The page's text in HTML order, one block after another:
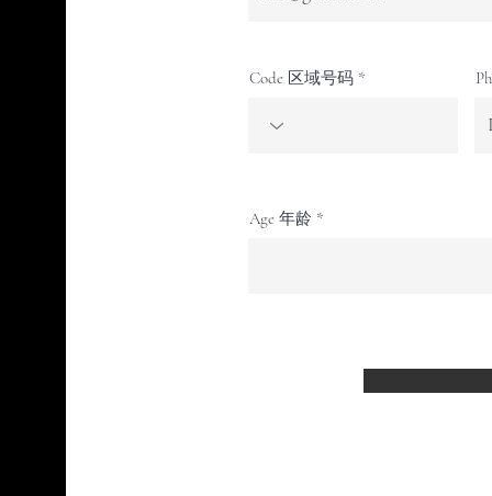
Code 区域号码
Age 年龄